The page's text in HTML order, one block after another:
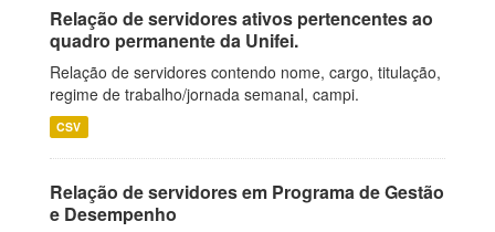
Relação de servidores ativos pertencentes ao
quadro permanente da Unifei.
Relação de servidores contendo nome, cargo, titulação,
regime de trabalho/jornada semanal, campi.
CSV
Relação de servidores em Programa de Gestão
e Desempenho